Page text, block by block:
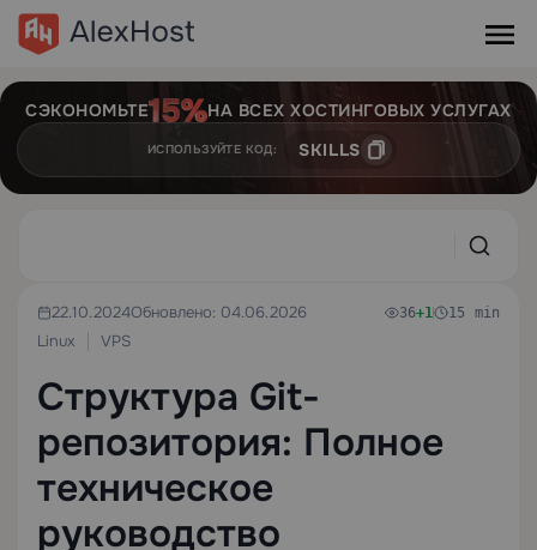
СЭКОНОМЬТЕ НА ВСЕХ ХОСТИНГОВЫХ УСЛУГАХ
ИСПОЛЬЗУЙТЕ КОД: SKILLS
22.10.2024Обновлено: 04.06.2026
Linux
VPS
36+1 15 min
Структура Git-
репозитория: Полное
техническое
руководство